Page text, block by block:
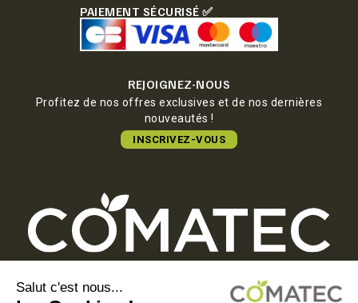
PAIEMENT SÉCURISÉ ✅
REJOIGNEZ-NOUS
Profitez de nos offres exclusives et de nos dernières
nouveautés !
INSCRIVEZ-VOUS
COMATEC PACKAGING